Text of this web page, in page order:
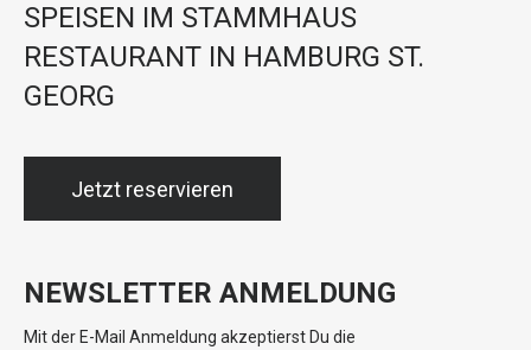
SPEISEN IM STAMMHAUS
RESTAURANT IN HAMBURG ST.
GEORG
Jetzt reservieren
NEWSLETTER ANMELDUNG
Mit der E-Mail Anmeldung akzeptierst Du die